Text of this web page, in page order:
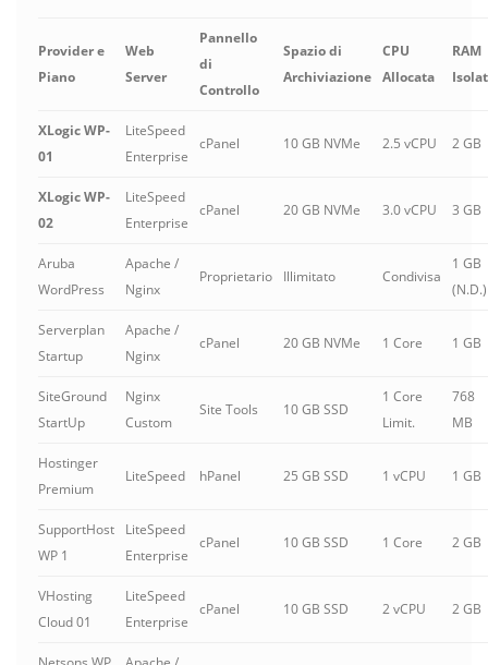
Provider e
Piano
Web
Server
Pannello
di
Controllo
Spazio di
Archiviazione
CPU
Allocata
RAM
XLogic WP-
01
LiteSpeed
Enterprise
cPanel 10 GB NVMe 2.5 vCPU 2 GB
XLogic WP-
02
LiteSpeed
Enterprise
cPanel 20 GB NVMe 3.0 vCPU 3 GB
Aruba
WordPress
Apache /
Nginx
Proprietario Illimitato Condivisa
1 GB
(N.D.)
Serverplan
Startup
Apache /
Nginx
cPanel 20 GB NVMe 1 Core 1 GB
SiteGround
StartUp
Nginx
Custom
Site Tools 10 GB SSD
1 Core
Limit.
768
MB
Hostinger
Premium
LiteSpeed hPanel 25 GB SSD 1 vCPU 1 GB
SupportHost
WP 1
LiteSpeed
Enterprise
cPanel 10 GB SSD 1 Core 2 GB
VHosting
Cloud 01
LiteSpeed
Enterprise
cPanel 10 GB SSD 2 vCPU 2 GB